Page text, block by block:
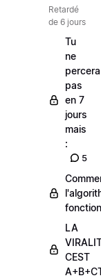
Retardé
de 6 jours
Tu
ne
pas
en 7
jours
mais
:
5
LA
CEST